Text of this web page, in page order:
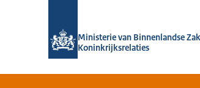
Ministerie van Binnenlandse
Koninkrijksrelaties